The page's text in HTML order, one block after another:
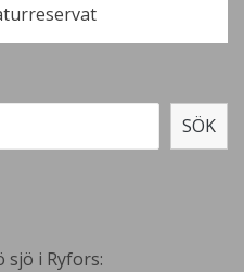
SÖK
sjö i Ryfors: